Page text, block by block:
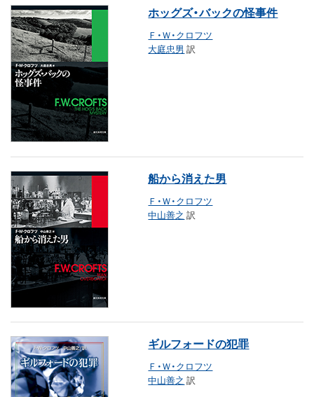
ホッグズ・バックの怪事件
Ｆ・Ｗ・クロフツ
大庭忠男 訳
船から消えた男
Ｆ・Ｗ・クロフツ
中山善之 訳
ギルフォードの犯罪
Ｆ・Ｗ・クロフツ
中山善之 訳